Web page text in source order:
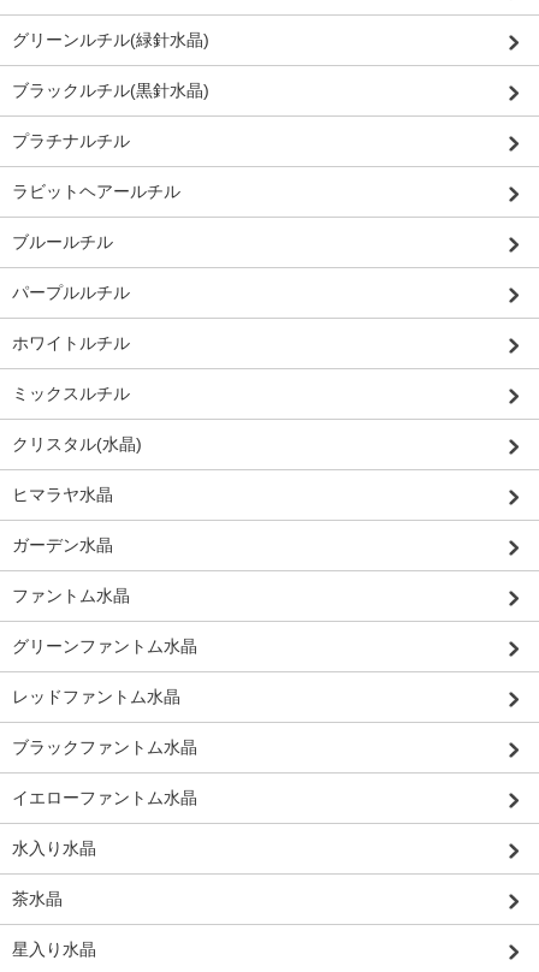
グリーンルチル(緑針水晶)
ブラックルチル(黒針水晶)
プラチナルチル
ラビットヘアールチル
ブルールチル
パープルルチル
ホワイトルチル
ミックスルチル
クリスタル(水晶)
ヒマラヤ水晶
ガーデン水晶
ファントム水晶
グリーンファントム水晶
レッドファントム水晶
ブラックファントム水晶
イエローファントム水晶
水入り水晶
茶水晶
星入り水晶